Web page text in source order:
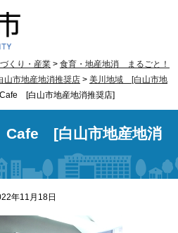
くり・産業 > 食育・地産地消 まるごと！
山市地産地消推奨店 > 美川地域 [白山市地
[白山市地産地消推奨店]
Cafe [白山市地産地消
年11月18日